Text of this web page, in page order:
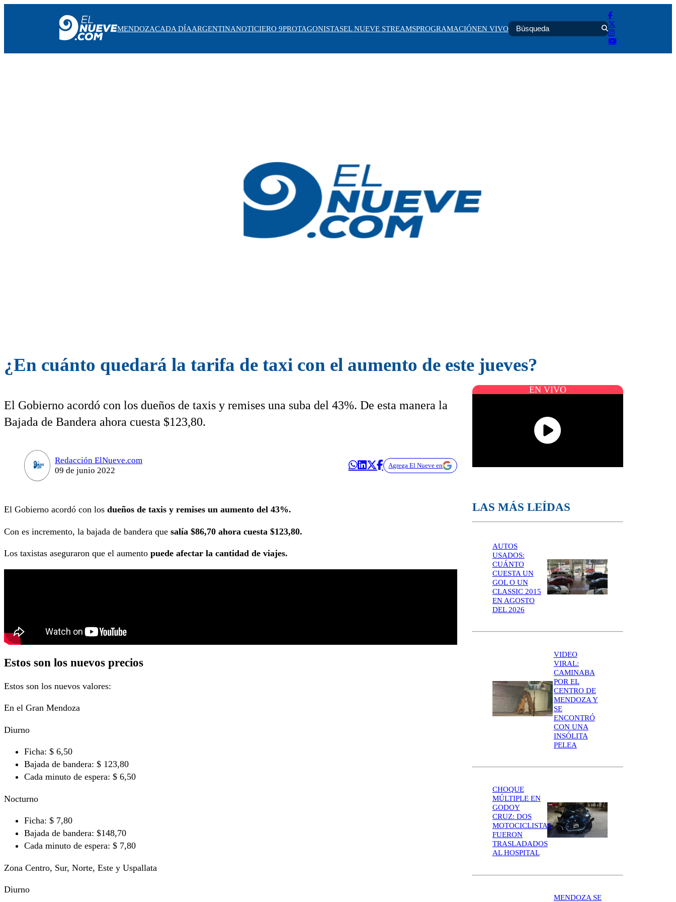
MENDOZACADA DÍAARGENTINANOTICIERO 9PROTAGONISTASEL NUEVE STREAMSPROGRAMACIÓNEN VIVO
¿En cuánto quedará la tarifa de taxi con el aumento de este jueves?
El Gobierno acordó con los dueños de taxis y remises una suba del 43%. De esta manera la
Bajada de Bandera ahora cuesta $123,80.
Redacción ElNueve.com
09 de junio 2022
Agrega El Nueve en
El Gobierno acordó con los dueños de taxis y remises un aumento del 43%.
Con es incremento, la bajada de bandera que salía $86,70 ahora cuesta $123,80.
Los taxistas aseguraron que el aumento puede afectar la cantidad de viajes.
Estos son los nuevos precios
Estos son los nuevos valores:
En el Gran Mendoza
Diurno
Ficha: $ 6,50
Bajada de bandera: $ 123,80
Cada minuto de espera: $ 6,50
Nocturno
Ficha: $ 7,80
Bajada de bandera: $148,70
Cada minuto de espera: $ 7,80
Zona Centro, Sur, Norte, Este y Uspallata
Diurno
EN VIVO
LAS MÁS LEÍDAS
AUTOS
USADOS:
CUÁNTO
CUESTA UN
GOL O UN
CLASSIC 2015
EN AGOSTO
DEL 2026
VIDEO
VIRAL:
CAMINABA
POR EL
CENTRO DE
MENDOZA Y
SE
ENCONTRÓ
CON UNA
INSÓLITA
PELEA
CHOQUE
MÚLTIPLE EN
GODOY
CRUZ: DOS
MOTOCICLISTAS
FUERON
TRASLADADOS
AL HOSPITAL
MENDOZA SE